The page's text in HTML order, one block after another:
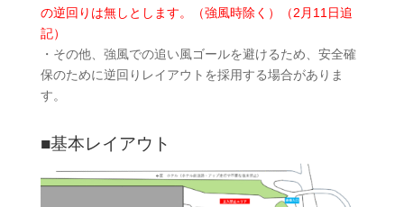
の逆回りは無しとします。（強風時除く）（2月11日追
記）
・その他、強風での追い風ゴールを避けるため、安全確
保のために逆回りレイアウトを採用する場合がありま
す。
■基本レイアウト